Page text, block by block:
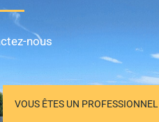
nous
VOUS ÊTES UN PROFESSIONNEL